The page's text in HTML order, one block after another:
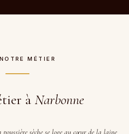
MÉTIER
à Narbonne
sèche se loge au cœur de la laine